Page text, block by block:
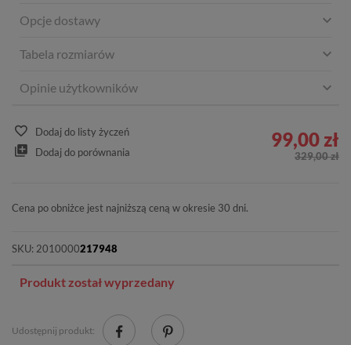
Opcje dostawy
Tabela rozmiarów
Opinie użytkowników
Dodaj do listy życzeń
Dodaj do porównania
99,00 zł
329,00 zł
Cena po obniżce jest najniższą ceną w okresie 30 dni.
SKU: 2010000217948
Produkt został wyprzedany
Udostępnij produkt: